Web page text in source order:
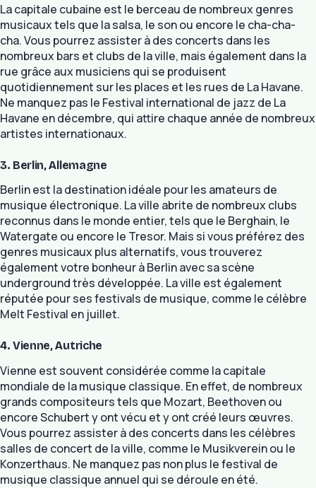
La capitale cubaine est le berceau de nombreux genres
musicaux tels que la salsa, le son ou encore le cha-cha-
cha. Vous pourrez assister à des concerts dans les
nombreux bars et clubs de la ville, mais également dans la
rue grâce aux musiciens qui se produisent
quotidiennement sur les places et les rues de La Havane.
Ne manquez pas le Festival international de jazz de La
Havane en décembre, qui attire chaque année de nombreux
artistes internationaux.
3. Berlin, Allemagne
Berlin est la destination idéale pour les amateurs de
musique électronique. La ville abrite de nombreux clubs
reconnus dans le monde entier, tels que le Berghain, le
Watergate ou encore le Tresor. Mais si vous préférez des
genres musicaux plus alternatifs, vous trouverez
également votre bonheur à Berlin avec sa scène
underground très développée. La ville est également
réputée pour ses festivals de musique, comme le célèbre
Melt Festival en juillet.
4. Vienne, Autriche
Vienne est souvent considérée comme la capitale
mondiale de la musique classique. En effet, de nombreux
grands compositeurs tels que Mozart, Beethoven ou
encore Schubert y ont vécu et y ont créé leurs œuvres.
Vous pourrez assister à des concerts dans les célèbres
salles de concert de la ville, comme le Musikverein ou le
Konzerthaus. Ne manquez pas non plus le festival de
musique classique annuel qui se déroule en été.